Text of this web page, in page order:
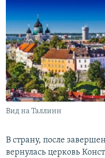
Вид на Таллинн
В страну, после
вернулась церковь